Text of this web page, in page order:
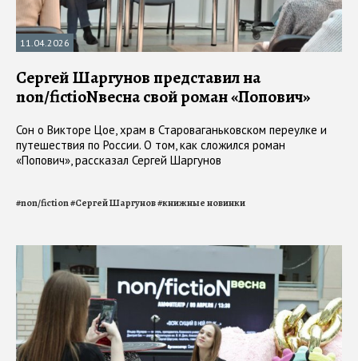
11.04.2026
Сергей Шаргунов представил на
non/fictioNвесна свой роман «Попович»
Сон о Викторе Цое, храм в Староваганьковском переулке и
путешествия по России. О том, как сложился роман
«Попович», рассказал Сергей Шаргунов
#non/fiction#Сергей Шаргунов#книжные новинки